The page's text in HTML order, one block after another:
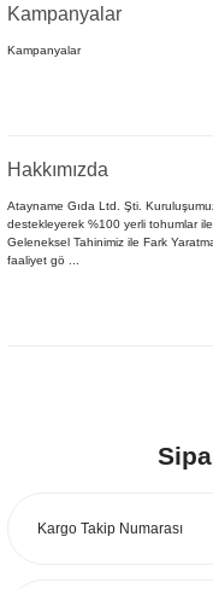
Kampanyalar
Kampanyalar
Hakkımızda
Atayname Gıda Ltd. Şti.
destekleyerek %100 yerli tohumlar
Geleneksel Tahinimiz ile Fark
faaliyet gö ...